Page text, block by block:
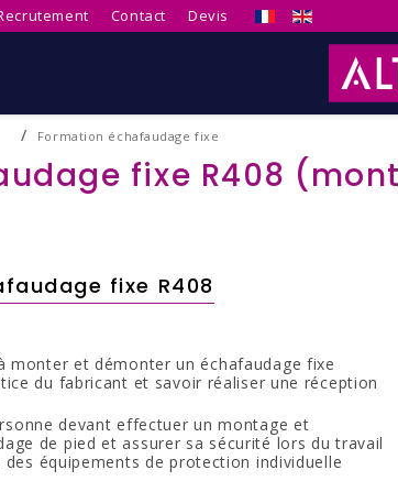
Contact Devis Sélectionnez votre
Formation échafaudage fixe
fixe R408
fixe R408
monter et démonter un échafaudage fixe
du fabricant et savoir réaliser une réception
devant effectuer un montage et
de pied et assurer sa sécurité lors du travail
équipements de protection individuelle